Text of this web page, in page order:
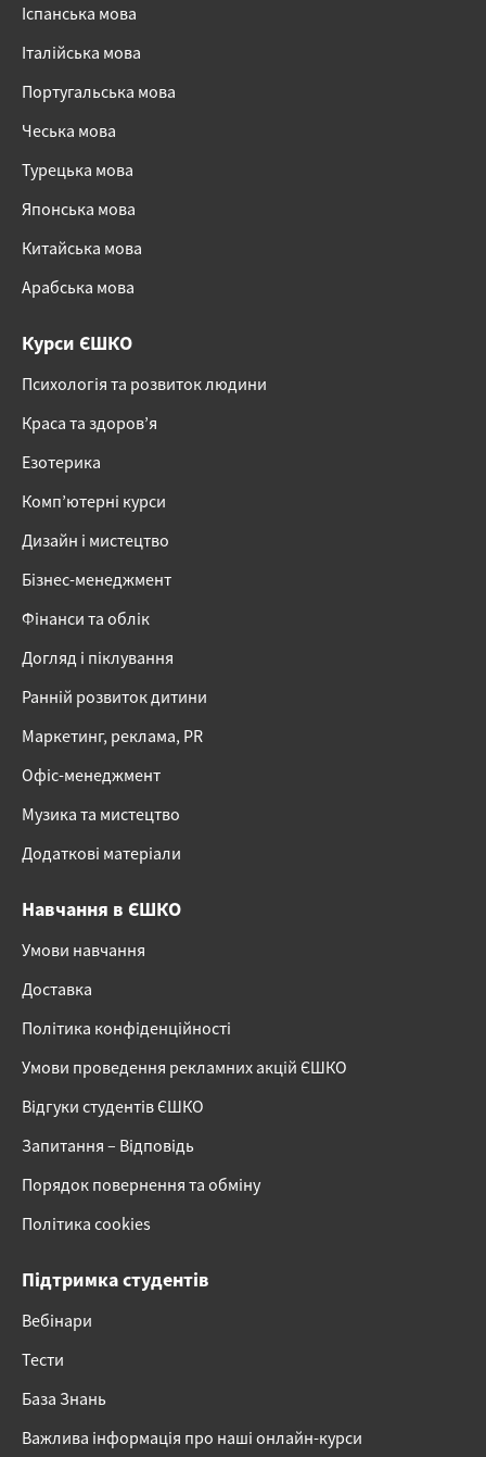
Іспанська мова
Італійська мова
Португальська мова
Чеська мова
Турецька мова
Японська мова
Китайська мова
Арабська мова
Курси ЄШКО
Психологія та розвиток людини
Краса та здоров’я
Езотерика
Комп’ютерні курси
Дизайн і мистецтво
Бізнес-менеджмент
Фінанси та облік
Догляд і піклування
Ранній розвиток дитини
Маркетинг, реклама, PR
Офіс-менеджмент
Музика та мистецтво
Додаткові матеріали
Навчання в ЄШКО
Умови навчання
Доставка
Політика конфіденційності
Умови проведення рекламних акцій ЄШКО
Відгуки студентів ЄШКО
Запитання – Відповідь
Порядок повернення та обміну
Політика cookies
Підтримка студентів
Вебінари
Тести
База Знань
Важлива інформація про наші онлайн-курси